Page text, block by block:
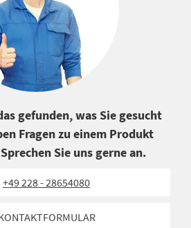
gefunden, was Sie gesucht
Fragen zu einem Produkt
Sie uns gerne an.
+49 228 - 28654080